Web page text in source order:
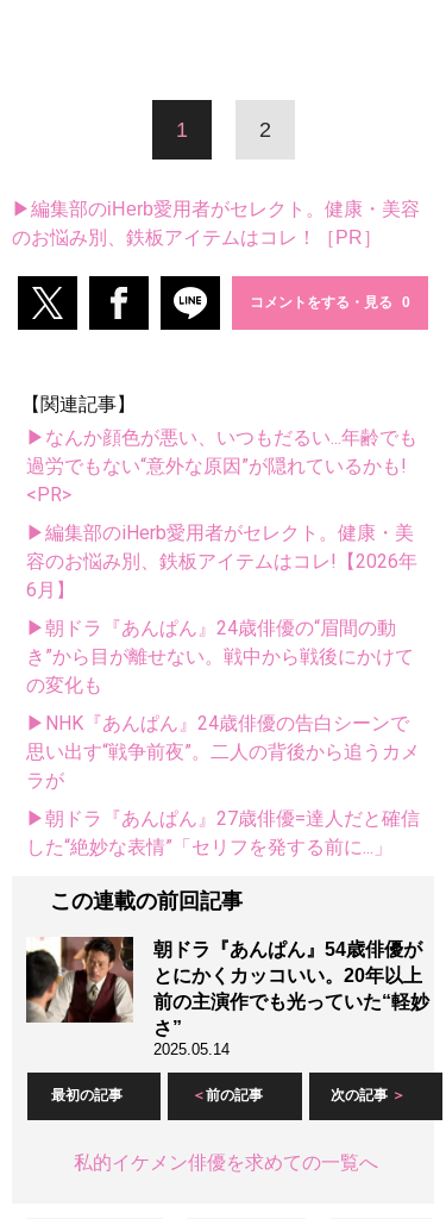
1 2
▶編集部のiHerb愛用者がセレクト。健康・美容
のお悩み別、鉄板アイテムはコレ！［PR］
コメントをする・見る
【関連記事】
▶なんか顔色が悪い、いつもだるい...年齢でも
過労でもない“意外な原因”が隠れているかも!
<PR>
▶編集部のiHerb愛用者がセレクト。健康・美
容のお悩み別、鉄板アイテムはコレ!【2026年
6月】
▶朝ドラ『あんぱん』24歳俳優の“眉間の動
き”から目が離せない。戦中から戦後にかけて
の変化も
▶NHK『あんぱん』24歳俳優の告白シーンで
思い出す“戦争前夜”。二人の背後から追うカメ
ラが
▶朝ドラ『あんぱん』27歳俳優=達人だと確信
した“絶妙な表情”「セリフを発する前に...」
この連載の前回記事
朝ドラ『あんぱん』54歳俳優が
とにかくカッコいい。20年以上
前の主演作でも光っていた“軽妙
さ”
2025.05.14
最初の記事 前の記事 次の記事
私的イケメン俳優を求めての一覧へ